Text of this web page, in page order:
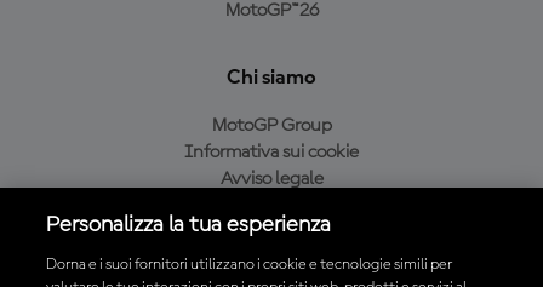
MotoGP™26
Chi siamo
MotoGP Group
Informativa sui cookie
Avviso legale
Condizioni di acquisto
Personalizza la tua esperienza
Dorna e i suoi fornitori utilizzano i cookie e tecnologie simili per